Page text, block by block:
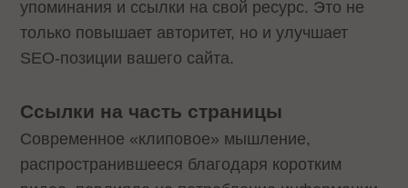
упоминания и ссылки на свой ресурс. Это не
только повышает авторитет, но и улучшает
SEO-позиции вашего сайта.
Ссылки на часть страницы
Современное «клиповое» мышление,
распространившееся благодаря коротким